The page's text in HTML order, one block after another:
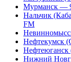
Мурманск —
Нальчик
FM
Нефтекумск
Нижний